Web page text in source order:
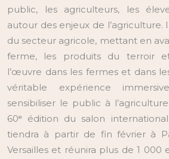
public, les agriculteurs, les
autour des enjeux de l’agriculture.
du secteur agricole, mettant en
ferme, les produits du terroir
l’œuvre dans les fermes et dans
véritable expérience
sensibiliser le public à
60ᵉ édition du salon
tiendra à partir de fin février à
Versailles et réunira plus de 1 000